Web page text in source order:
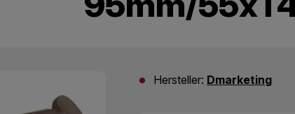
Hersteller: Dmarketing